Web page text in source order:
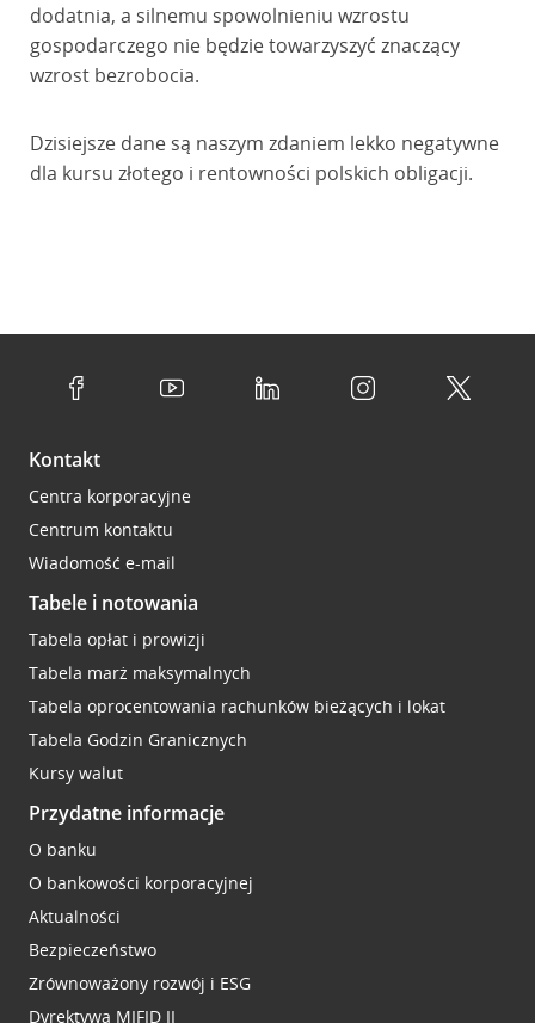
dodatnia, a silnemu spowolnieniu wzrostu
gospodarczego nie będzie towarzyszyć znaczący
wzrost bezrobocia.
Dzisiejsze dane są naszym zdaniem lekko negatywne
dla kursu złotego i rentowności polskich obligacji.
Kontakt
Centra korporacyjne
Centrum kontaktu
Wiadomość e-mail
Tabele i notowania
Tabela opłat i prowizji
Tabela marż maksymalnych
Tabela oprocentowania rachunków bieżących i lokat
Tabela Godzin Granicznych
Kursy walut
Przydatne informacje
O banku
O bankowości korporacyjnej
Aktualności
Bezpieczeństwo
Zrównoważony rozwój i ESG
Dyrektywa MIFID II